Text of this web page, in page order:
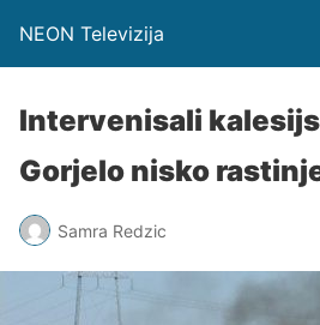
NEON Televizija
Intervenisali
Gorjelo nisko
Samra Redzic